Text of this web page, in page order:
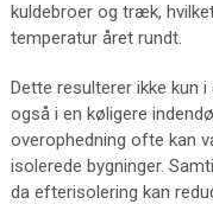
kuldebroer og træk,
temperatur året rundt.
Dette resulterer ikke kun
også i en køligere
overophedning ofte kan
isolerede bygninger.
da efterisolering kan